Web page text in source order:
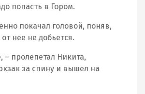
попасть в Гором.
покачал головой, поняв,
нее не добьется.
– пролепетал Никита,
за спину и вышел на